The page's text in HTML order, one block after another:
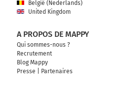
België (Nederlands)
United Kingdom
A PROPOS DE MAPPY
Qui sommes-nous ?
Recrutement
Blog Mappy
Presse
Partenaires